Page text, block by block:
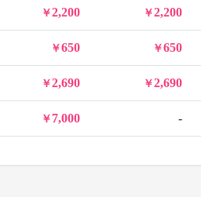
2,200 2,200
650 650
2,690 2,690
7,000 -